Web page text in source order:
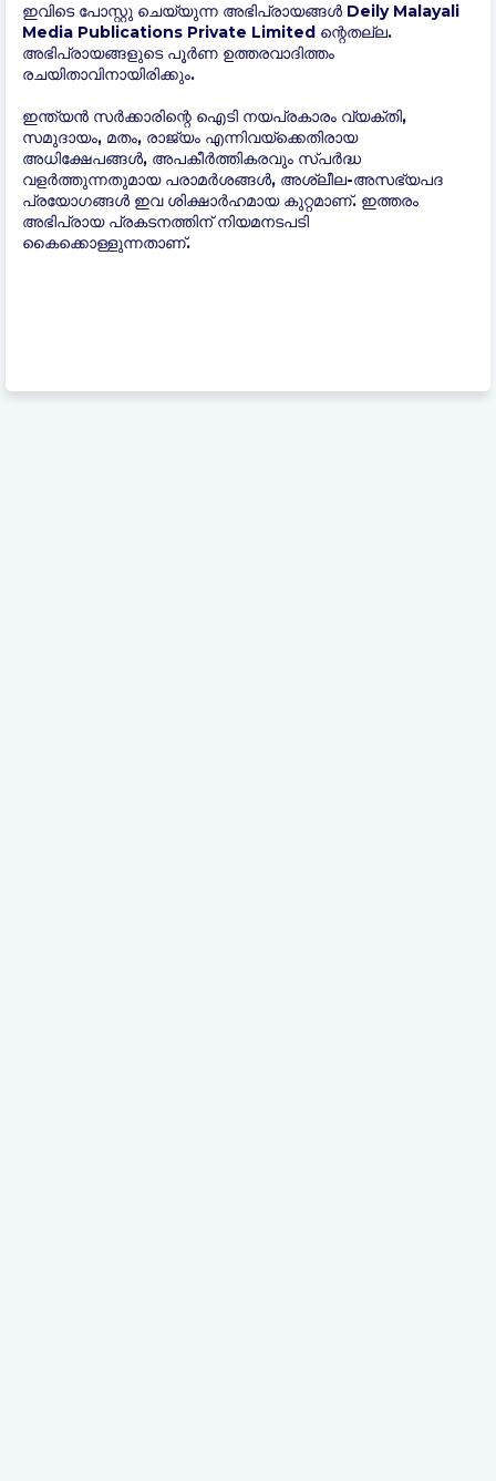
ഇവിടെ പോസ്റ്റു ചെയ്യുന്ന അഭിപ്രായങ്ങൾ Deily Malayali
Media Publications Private Limited ന്റെതല്ല.
അഭിപ്രായങ്ങളുടെ പൂർണ ഉത്തരവാദിത്തം
രചയിതാവിനായിരിക്കും.
ഇന്ത്യന്‍ സർക്കാരിന്റെ ഐടി നയപ്രകാരം വ്യക്തി,
സമുദായം, മതം, രാജ്യം എന്നിവയ്ക്കെതിരായ
അധിക്ഷേപങ്ങൾ, അപകീർത്തികരവും സ്പർദ്ധ
വളർത്തുന്നതുമായ പരാമർശങ്ങൾ, അശ്ലീല-അസഭ്യപദ
പ്രയോഗങ്ങൾ ഇവ ശിക്ഷാർഹമായ കുറ്റമാണ്. ഇത്തരം
അഭിപ്രായ പ്രകടനത്തിന് നിയമനടപടി
കൈക്കൊള്ളുന്നതാണ്.